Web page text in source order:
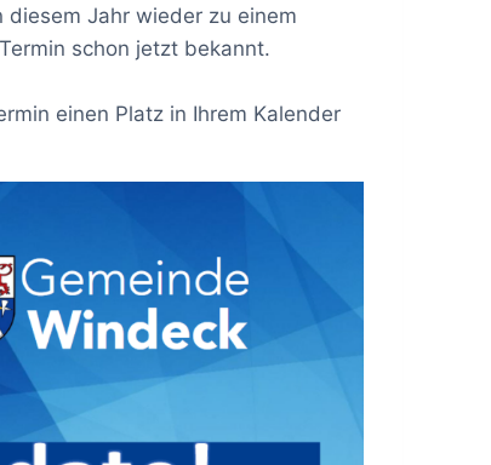
Jahr wieder zu einem
schon jetzt bekannt.
einen Platz in Ihrem Kalender